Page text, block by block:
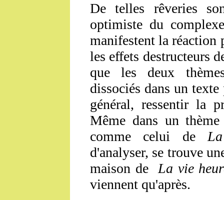
De telles rêveries
optimiste du
manifestent la
les effets destructeurs
que les deux
dissociés dans un
général, ressentir la
Même dans un
comme celui de
d'analyser, se trouve
maison de La vie
viennent qu'après.